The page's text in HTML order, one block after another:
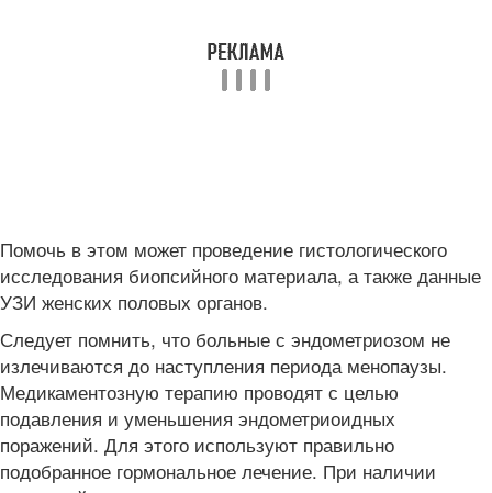
Помочь в этом может проведение гистологического
исследования биопсийного материала, а также данные
УЗИ женских половых органов.
Следует помнить, что больные с эндометриозом не
излечиваются до наступления периода менопаузы.
Медикаментозную терапию проводят с целью
подавления и уменьшения эндометриоидных
поражений. Для этого используют правильно
подобранное гормональное лечение. При наличии